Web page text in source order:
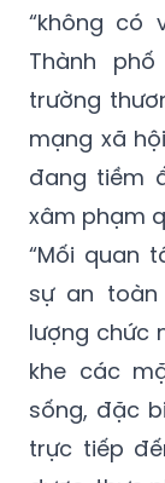
“không có
Thành
trường
mạng xã
đang tiềm
xâm phạm
“Mối quan
sự an toàn
lượng chức
khe các
sống, đặc
trực tiếp